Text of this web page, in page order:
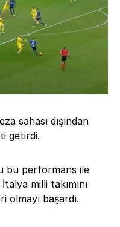
sahası dışından
getirdi.
bu performans ile
milli takımını
olmayı başardı.